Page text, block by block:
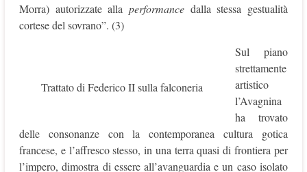
Morra) autorizzate alla performance dalla stessa gestualità
cortese del sovrano”. (3)
Trattato di Federico II sulla falconeria
Sul piano
strettamente
artistico
l’Avagnina
ha trovato
delle consonanze con la contemporanea cultura gotica
francese, e l’affresco stesso, in una terra quasi di frontiera per
l’impero, dimostra di essere all’avanguardia e un caso isolato